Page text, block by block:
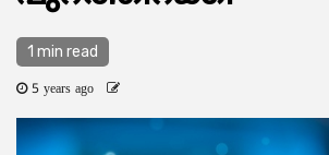
1 min read
5 years ago